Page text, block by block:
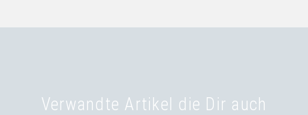
Verwandte Artikel die Dir auch